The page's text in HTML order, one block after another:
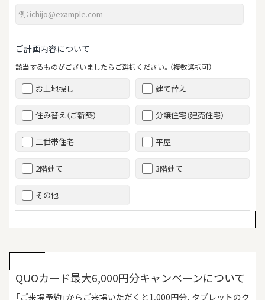
ご計画内容について
該当するものがございましたらご選択ください。（複数選択可）
お土地探し 建て替え
住み替え（ご新築） 分譲住宅（建売住宅）
二世帯住宅 平屋
2階建て 3階建て
その他
QUOカード最大6,000円分キャンペーンについて
「ご来場予約」からご来場いただくと1,000円分、タブレットのク